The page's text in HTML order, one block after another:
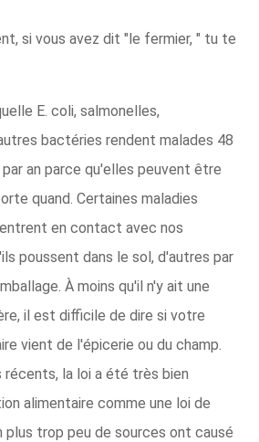
si vous avez dit "le fermier, " tu te
E. coli, salmonelles,
bactéries rendent malades 48
an parce qu'elles peuvent être
quand. Certaines maladies
en contact avec nos
poussent dans le sol, d'autres par
À moins qu'il n'y ait une
il est difficile de dire si votre
vient de l'épicerie ou du champ.
récents, la loi a été très bien
alimentaire comme une loi de
plus trop peu de sources ont causé